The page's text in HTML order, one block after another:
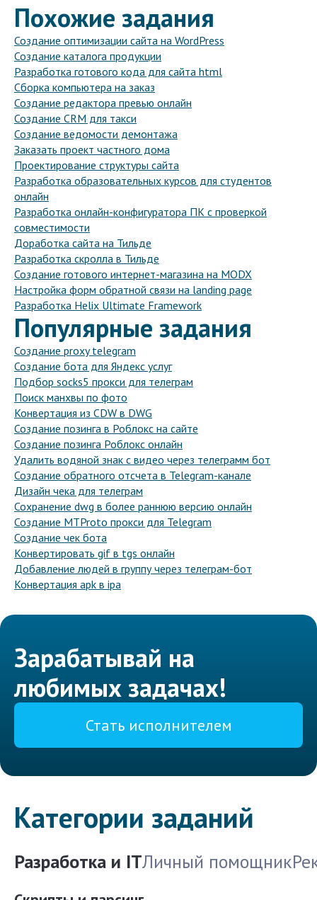
Похожие задания
Создание оптимизации сайта на WordPress
Создание каталога продукции
Разработка готового кода для сайта html
Сборка компьютера на заказ
Создание редактора превью онлайн
Создание CRM для такси
Создание ведомости демонтажа
Заказать проект частного дома
Проектирование структуры сайта
Разработка образовательных курсов для студентов
онлайн
Разработка онлайн-конфигуратора ПК с проверкой
совместимости
Доработка сайта на Тильде
Разработка скролла в Тильде
Создание готового интернет-магазина на MODX
Настройка форм обратной связи на landing page
Разработка Helix Ultimate Framework
Популярные задания
Создание proxy telegram
Создание бота для Яндекс услуг
Подбор socks5 прокси для телеграм
Поиск манхвы по фото
Конвертация из CDW в DWG
Создание позинга в Роблокс на сайте
Создание позинга Роблокс онлайн
Удалить водяной знак с видео через телеграмм бот
Создание обратного отсчета в Telegram-канале
Дизайн чека для телеграм
Сохранение dwg в более раннюю версию онлайн
Создание MTProto прокси для Telegram
Создание чек бота
Конвертировать gif в tgs онлайн
Добавление людей в группу через телеграм-бот
Конвертация apk в ipa
Зарабатывай на
любимых задачах!
Стать исполнителем
Категории заданий
Разработка и ITЛичный помощник